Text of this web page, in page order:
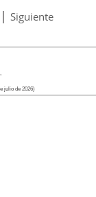
| Siguiente
julio de 2026)